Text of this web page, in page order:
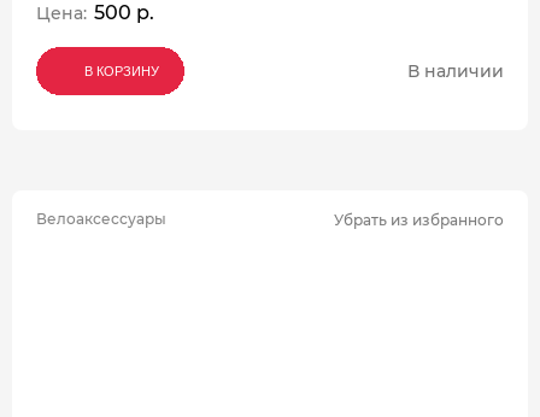
Цена: 500 р.
В КОРЗИНУ
В КОРЗИНУ
В КОРЗИНУ В наличии
Велоаксессуары Убрать из избранного